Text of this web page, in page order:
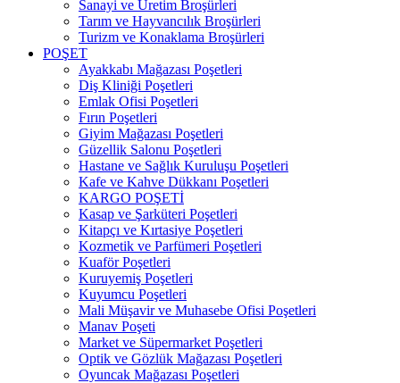
Sanayi ve Üretim Broşürleri
Tarım ve Hayvancılık Broşürleri
Turizm ve Konaklama Broşürleri
POŞET
Ayakkabı Mağazası Poşetleri
Diş Kliniği Poşetleri
Emlak Ofisi Poşetleri
Fırın Poşetleri
Giyim Mağazası Poşetleri
Güzellik Salonu Poşetleri
Hastane ve Sağlık Kuruluşu Poşetleri
Kafe ve Kahve Dükkanı Poşetleri
KARGO POŞETİ
Kasap ve Şarküteri Poşetleri
Kitapçı ve Kırtasiye Poşetleri
Kozmetik ve Parfümeri Poşetleri
Kuaför Poşetleri
Kuruyemiş Poşetleri
Kuyumcu Poşetleri
Mali Müşavir ve Muhasebe Ofisi Poşetleri
Manav Poşeti
Market ve Süpermarket Poşetleri
Optik ve Gözlük Mağazası Poşetleri
Oyuncak Mağazası Poşetleri